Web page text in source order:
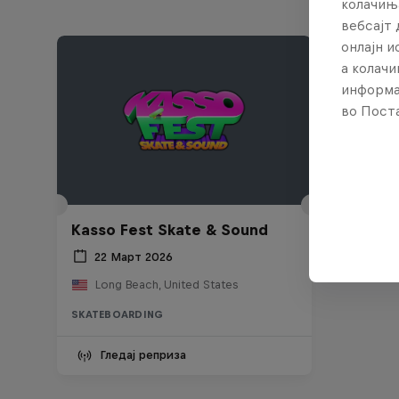
Kasso Fest Skate & Sound
22 Март 2026
Long Beach, United States
SKATEBOARDING
Гледај реприза
онлајн
а
во